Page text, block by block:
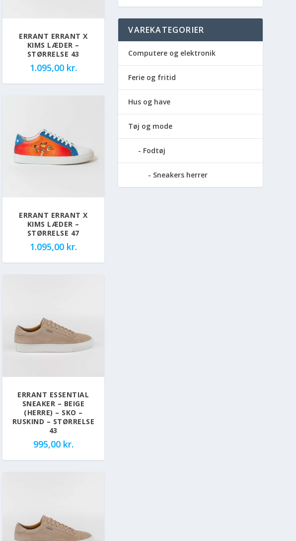
ERRANT ERRANT X
KIMS LÆDER –
STØRRELSE 43
1.095,00 kr.
ERRANT ERRANT X
KIMS LÆDER –
STØRRELSE 47
1.095,00 kr.
ERRANT ESSENTIAL
SNEAKER – BEIGE
(HERRE) – SKO –
RUSKIND – STØRRELSE
43
995,00 kr.
VAREKATEGORIER
Computere og elektronik
Ferie og fritid
Hus og have
Tøj og mode
Fodtøj
Sneakers herrer